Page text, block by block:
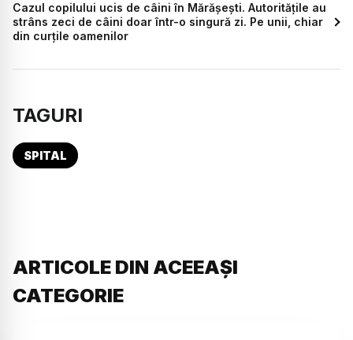
Cazul copilului ucis de câini în Mărășești. Autoritățile au
strâns zeci de câini doar într-o singură zi. Pe unii, chiar
din curțile oamenilor
TAGURI
SPITAL
ARTICOLE DIN ACEEAȘI
CATEGORIE